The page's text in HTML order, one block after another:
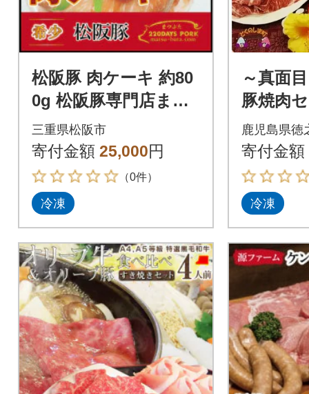
松阪豚 肉ケーキ 約80
0g 松阪豚専門店まつ
ぶた サプライズにぴ
ったりなお肉の誕生
日ケーキ
三重県松阪市
寄付金額 25,000円
（0件）
冷凍
～真面
豚焼肉
鹿児島県徳
寄付金額
冷凍